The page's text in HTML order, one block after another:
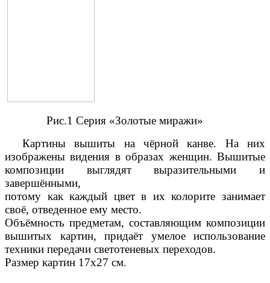
Рис.1 Серия «Золотые миражи»
Картины вышиты на чёрной канве. На них
изображены видения в образах женщин. Вышитые
композиции выглядят выразительными и
завершёнными,
потому как каждый цвет в их колорите занимает
своё, отведенное ему место.
Объёмность предметам, составляющим композиции
вышитых картин, придаёт умелое использование
техники передачи светотеневых переходов.
Размер картин 17х27 см.